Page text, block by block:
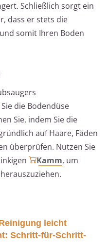
Schließlich sorgt ein
dass er stets die
somit Ihren Boden
die Bodendüse
Sie, indem Sie die
auf Haare, Fäden
überprüfen. Nutzen Sie
Kamm, um
leicht
Schritt-für-Schritt-